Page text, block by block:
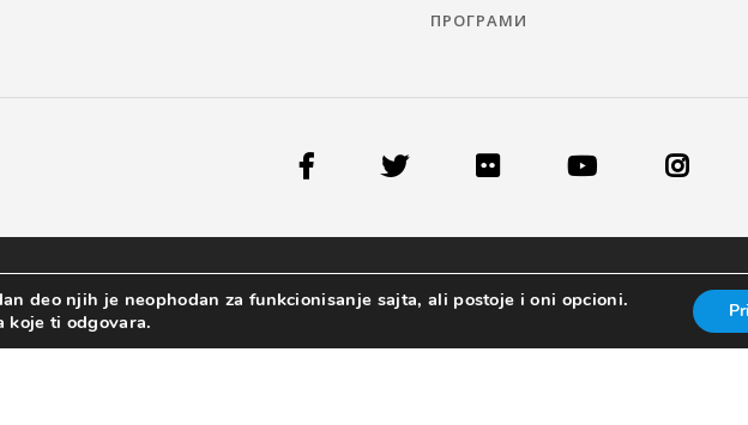
ПРОГРАМИ
НАУКЕ
deo njih je neophodan za funkcionisanje sajta, ali postoje i oni opcioni.
koje ti odgovara.